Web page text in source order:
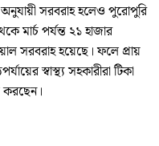
সরবরাহ হলেও পুরোপুরি
মার্চ পর্যন্ত ২১ হাজার
সরবরাহ হয়েছে। ফলে প্রায়
স্বাস্থ্য সহকারীরা টিকা